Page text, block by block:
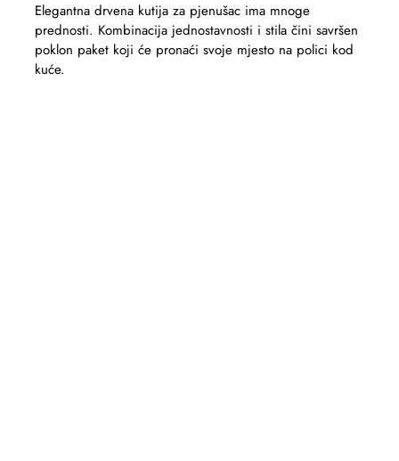
Elegantna drvena kutija za pjenušac ima mnoge
prednosti. Kombinacija jednostavnosti i stila čini savršen
poklon paket koji će pronaći svoje mjesto na polici kod
kuće.